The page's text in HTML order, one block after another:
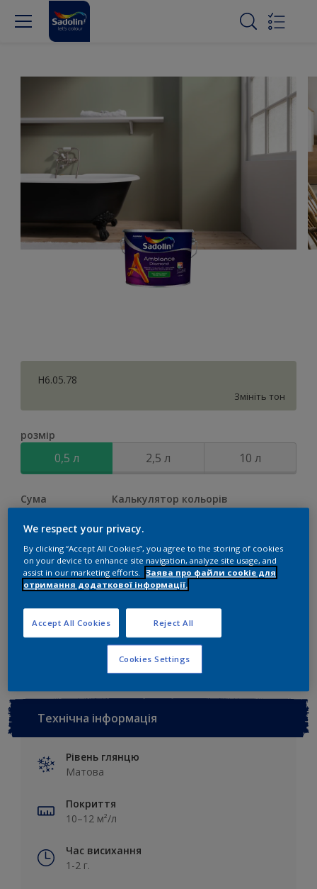
H6.05.78
Змініть тон
розмір
0,5 л 2,5 л 10 л
Сума Калькулятор кольорів
Додати до списку покупок
Додати до робочої області Знайдіть дилера
Технічна інформація
Рівень глянцю
Матова
Покриття
10–12 м²/л
Час висихання
1-2 г.
We respect your privacy.
By clicking “Accept All Cookies”, you agree to the storing of cookies
on your device to enhance site navigation, analyze site usage, and
assist in our marketing efforts.
Заява про файли cookie для
отримання додаткової інформації.
Reject All
Accept All Cookies
Cookies Settings